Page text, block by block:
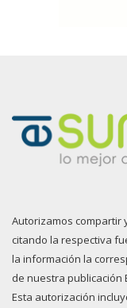
Autorizamos compartir
citando la respectiva
la información la
de nuestra publicación
Esta autorización